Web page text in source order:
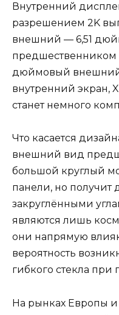
Внутренний
разрешением 2K
внешний — 6,51
предшественником
дюймовый
внутренний экран,
станет немного
Что касается
внешний вид
большой круглый
панели, но получит
закруглёнными
являются лишь
они напрямую
вероятность
гибкого стекла при
На рынках Европы